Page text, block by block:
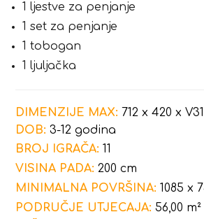
1 ljestve za penjanje
1 set za penjanje
1 tobogan
1 ljuljačka
DIMENZIJE MAX: 712 x 420 x
DOB: 3-12 godina
BROJ IGRAČA: 11
VISINA PADA: 200 cm
MINIMALNA POVRŠINA: 1085 x
PODRUČJE UTJECAJA: 56,00 m²